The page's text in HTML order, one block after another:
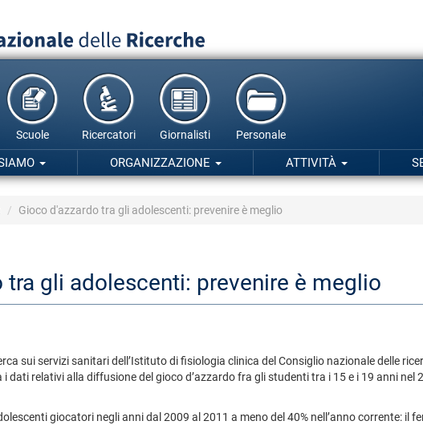
Scuole Ricercatori Giornalisti Personale
ORGANIZZAZIONE ATTIVITÀ
Gioco d'azzardo tra gli adolescenti: prevenire è meglio
tra gli adolescenti: prevenire è meglio
sui servizi sanitari dell’Istituto di fisiologia clinica del Consiglio nazionale delle
dati relativi alla diffusione del gioco d’azzardo fra gli studenti tra i 15 e i 19 anni
giocatori negli anni dal 2009 al 2011 a meno del 40% nell’anno corrente: il